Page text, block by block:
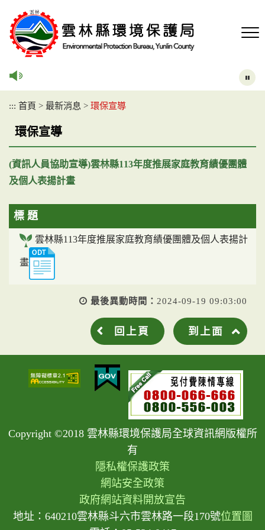
::: 首頁 > 最新消息 > 環保宣導
環保宣導
(資訊人員協助宣導)雲林縣113年度推展家庭教育績優團體
及個人表揚計畫
標 題
雲林縣113年度推展家庭教育績優團體及個人表揚計
畫
最後異動時間： 2024-09-19 09:03:00
回上頁 到上面
Copyright ©2018 雲林縣環境保護局全球資訊網版權所
有
隱私權保護政策
網站安全政策
政府網站資料開放宣告
地址：640210雲林縣斗六市雲林路一段170號位置圖